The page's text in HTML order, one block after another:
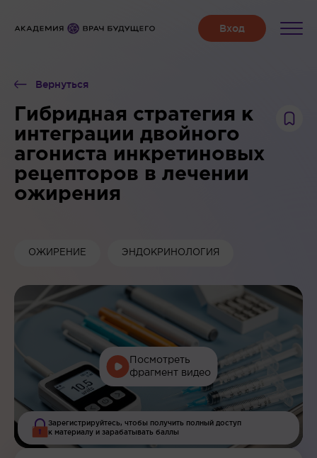
Вернуться
Гибридная стратегия к
интеграции двойного
агониста инкретиновых
рецепторов в лечении
ожирения
ОЖИРЕНИЕ ЭНДОКРИНОЛОГИЯ
Посмотреть
фрагмент видео
Зарегистрируйтесь, чтобы получить полный доступ
к материалу и зарабатывать баллы